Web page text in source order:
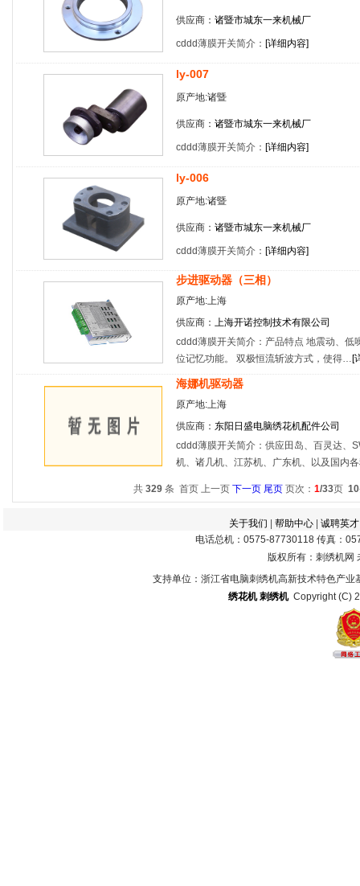
供应商： 诸暨市城东一来机械厂
cddd薄膜开关简介： [详细内容]
ly-007
原产地:诸暨
供应商： 诸暨市城东一来机械厂
cddd薄膜开关简介： [详细内容]
ly-006
原产地:诸暨
供应商： 诸暨市城东一来机械厂
cddd薄膜开关简介： [详细内容]
步进驱动器（三相）
原产地:上海
供应商： 上海开诺控制技术有限公司
cddd薄膜开关简介：产品特点 地震动、低
位记忆功能。 双极恒流斩波方式，使得…[
海娜机驱动器
原产地:上海
供应商： 东阳日盛电脑绣花机配件公司
cddd薄膜开关简介：供应田岛、百灵达、
机、诸几机、江苏机、广东机、以及国内
共 329条 首页 上一页 下一页 尾页页次： 1/33页 10
关于我们 帮助中心| 诚聘英才
电话总机：0575-87730118 传真：
版权所有：刺绣机网
支持单位：浙江省电脑刺绣机高新技术特色产
绣花机 刺绣机Copyright (C)